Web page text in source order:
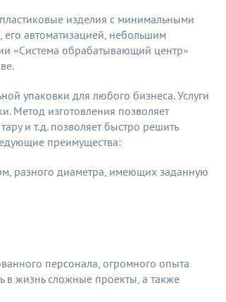
изделия с минимальными
его автоматизацией, небольшим
«Система обрабатывающий центр»
упаковки для любого бизнеса. Услуги
Метод изготовления позволяет
и т.д. позволяет быстро решить
преимущества:
разного диаметра, имеющих заданную
персонала, огромного опыта
в жизнь сложные проекты, а также